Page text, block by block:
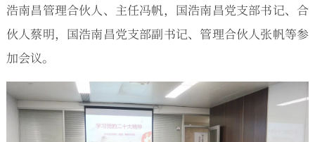
浩南昌管理合伙人、主任冯帆，国浩南昌党支部书记、合
伙人蔡明，国浩南昌党支部副书记、管理合伙人张帆等参
加会议。